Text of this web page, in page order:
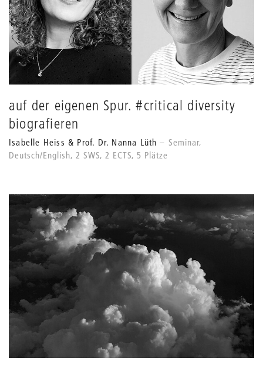
auf der eigenen Spur. #critical diversity
biografieren
Isabelle Heiss & Prof. Dr. Nanna Lüth
Seminar,
Deutsch/English, 2 SWS, 2 ECTS, 5 Plätze